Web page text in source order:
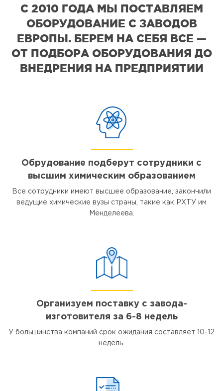
С 2010 ГОДА МЫ ПОСТАВЛЯЕМ
ОБОРУДОВАНИЕ С ЗАВОДОВ
ЕВРОПЫ. БЕРЕМ НА СЕБЯ ВСЕ —
ОТ ПОДБОРА ОБОРУДОВАНИЯ ДО
ВНЕДРЕНИЯ НА ПРЕДПРИЯТИИ
Обрудование подберут сотрудники с
высшим химическим образованием
Все сотрудники имеют высшее образование, закончили
ведущие химические вузы страны, такие как РХТУ им
Менделеева.
Организуем поставку с завода-
изготовителя за 6-8 недель
У большинства компаний срок ожидания составляет 10-12
недель.